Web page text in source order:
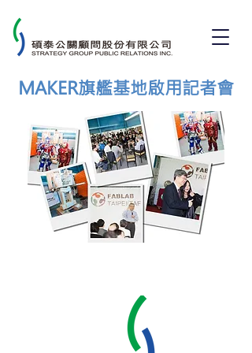
MAKER旗艦基地啟用記者會